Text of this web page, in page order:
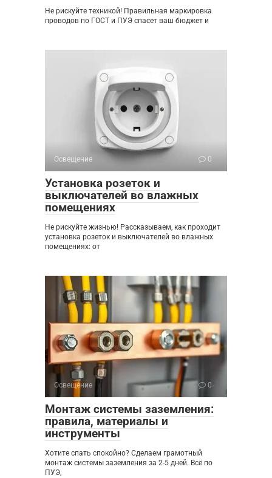
Не рискуйте техникой! Правильная маркировка
проводов по ГОСТ и ПУЭ спасет ваш бюджет и
Освещение 0
Установка розеток и
выключателей во влажных
помещениях
Не рискуйте жизнью! Рассказываем, как проходит
установка розеток и выключателей во влажных
помещениях: от
Освещение 0
Монтаж системы заземления:
правила, материалы и
инструменты
Хотите спать спокойно? Сделаем грамотный
монтаж системы заземления за 2-5 дней. Всё по
ПУЭ,